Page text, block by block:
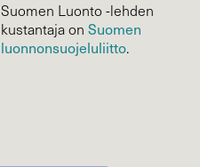
Suomen Luonto -lehden
kustantaja on Suomen
luonnonsuojelu­liitto.